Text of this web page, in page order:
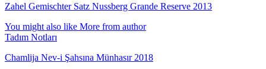
Zahel Gemischter Satz Nussberg Grande Reserve 2013
You might also like More from author
Tadım Notları
Chamlija Nev-i Şahsına Münhasır 2018